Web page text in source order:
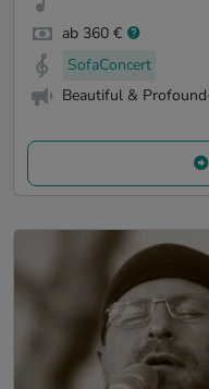
ab 360 €
SofaConcert
Beautiful &